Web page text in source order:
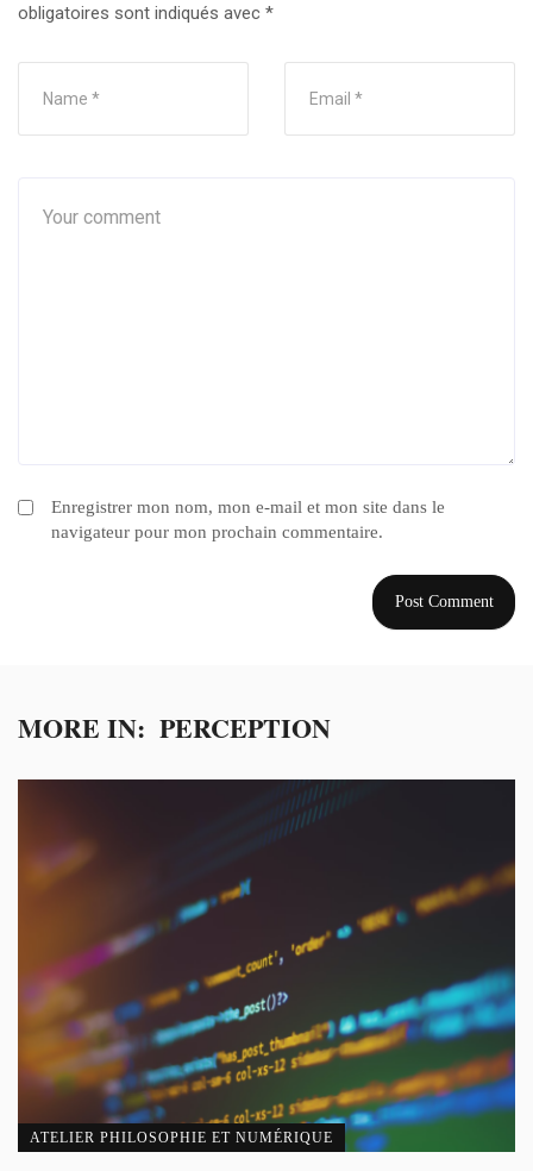
obligatoires sont indiqués avec *
Enregistrer mon nom, mon e-mail et mon site dans le
navigateur pour mon prochain commentaire.
MORE IN: PERCEPTION
ATELIER PHILOSOPHIE ET NUMÉRIQUE